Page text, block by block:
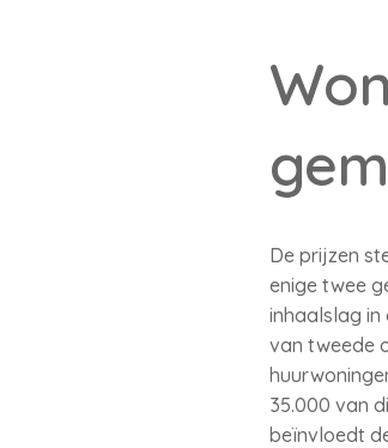
De prijzen
enige twee
inhaalslag in
van tweede
35.000 van
beïnvloedt